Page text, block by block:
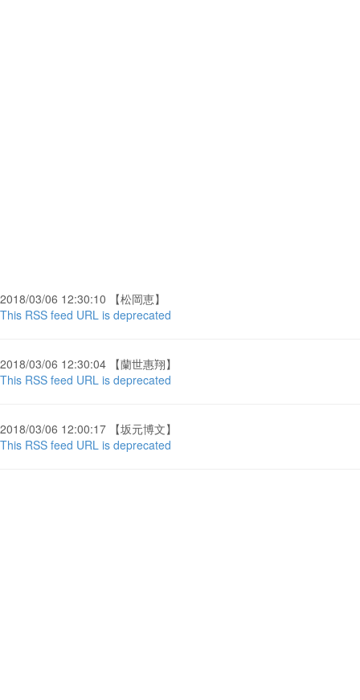
2018/03/06 12:30:10 【松岡恵】
This RSS feed URL is deprecated
2018/03/06 12:30:04 【蘭世惠翔】
This RSS feed URL is deprecated
2018/03/06 12:00:17 【坂元博文】
This RSS feed URL is deprecated